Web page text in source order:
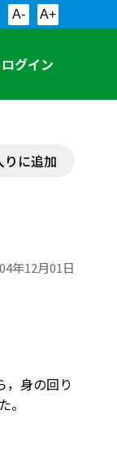
A- A+
ログイン
りに追加
年12月01日
，身の回り
。